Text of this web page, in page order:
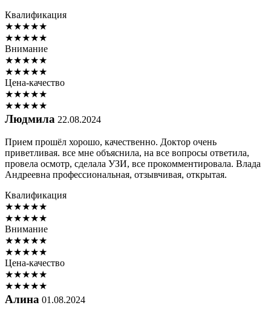
Квалификация
★★★★★
★★★★★
Внимание
★★★★★
★★★★★
Цена-качество
★★★★★
★★★★★
Людмила 22.08.2024
Прием прошёл хорошо, качественно. Доктор очень
приветливая. все мне объяснила, на все вопросы ответила,
провела осмотр, сделала УЗИ, все прокомментировала. Влада
Андреевна профессиональная, отзывчивая, открытая.
Квалификация
★★★★★
★★★★★
Внимание
★★★★★
★★★★★
Цена-качество
★★★★★
★★★★★
Алина 01.08.2024